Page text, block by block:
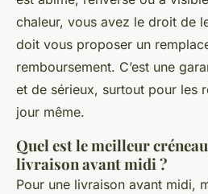
chaleur, vous avez le droit de
doit vous proposer un
remboursement. C’est une
et de sérieux, surtout pour les
jour même.
Quel est le meilleur
livraison avant midi ?
Pour une livraison avant midi,